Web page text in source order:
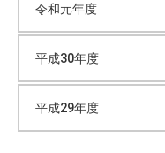
令和元年度
平成30年度
平成29年度